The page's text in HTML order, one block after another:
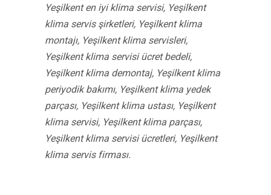
Yeşilkent en iyi klima servisi, Yeşilkent
klima servis şirketleri, Yeşilkent klima
montajı, Yeşilkent klima servisleri,
Yeşilkent klima servisi ücret bedeli,
Yeşilkent klima demontaj, Yeşilkent klima
periyodik bakımı, Yeşilkent klima yedek
parçası, Yeşilkent klima ustası, Yeşilkent
klima servisi, Yeşilkent klima parçası,
Yeşilkent klima servisi ücretleri, Yeşilkent
klima servis firması.